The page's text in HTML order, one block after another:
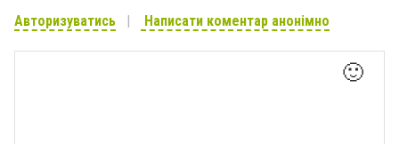
Авторизуватись Написати коментар анонімно
🙂